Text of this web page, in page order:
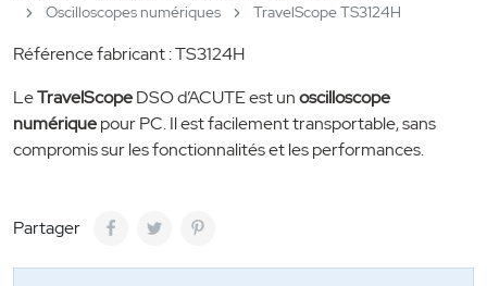
Oscilloscopes numériques
TravelScope TS3124H
Référence fabricant : TS3124H
LeTravelScopeDSO d’ACUTE est unoscilloscope
numériquepour PC. Il est facilement transportable, sans
compromis sur les fonctionnalités et les performances.
Partager